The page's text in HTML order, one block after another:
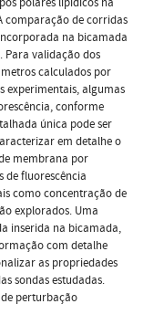
comparação de corridas
na bicamada
validação dos
calculados por
experimentais, algumas
conforme
única pode ser
em detalhe o
membrana por
de fluorescência
como concentração de
explorados. Uma
inserida na bicamada,
com detalhe
as propriedades
sondas estudadas.
perturbação